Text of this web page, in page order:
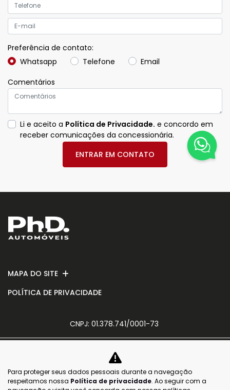
Preferência de contato:
Whatsapp
Telefone
Email
Comentários
Li e aceito a Política de Privacidade. e concordo em
receber comunicações da concessionária.
ENTRAR EM CONTATO
MAPA DO SITE
POLÍTICA DE PRIVACIDADE
CNPJ: 01.378.741/0001-73
No trânsito, enxergar o outro salva
vidas.
Para proteger seus dados pessoais durante a navegação
respeitamos nossa Política de privacidade. Ao seguir com a